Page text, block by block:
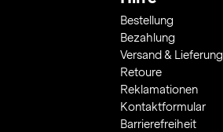
Bestellung
Bezahlung
Versand & Lieferung
Retoure
Reklamationen
Kontaktformular
Barrierefreiheit